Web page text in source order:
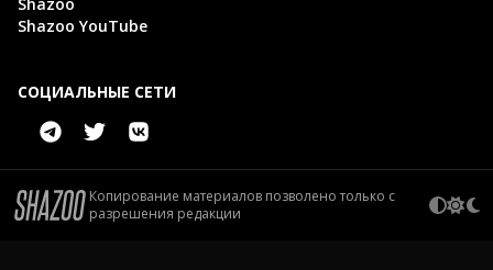
Shazoo
Shazoo YouTube
СОЦИАЛЬНЫЕ СЕТИ
Копирование материалов позволено только с
разрешения редакции